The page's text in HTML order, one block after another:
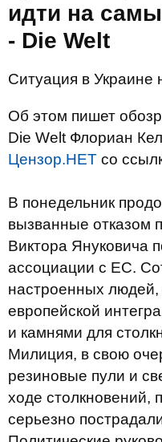
идти на
- Die Welt
Ситуация в Украине
Об этом пишет
Die Welt Флориан
Цензор.НЕТ со
В понедельник
вызванные отказом
Виктора Януковича
ассоциации с ЕС.
настроенных
европейской
и камнями для
Милиция, в свою
резиновые пули и
ходе столкновений,
серьезно